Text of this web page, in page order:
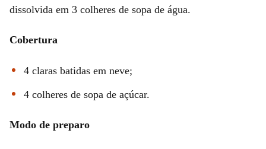
dissolvida em 3 colheres de sopa de água.
Cobertura
4 claras batidas em neve;
4 colheres de sopa de açúcar.
Modo de preparo